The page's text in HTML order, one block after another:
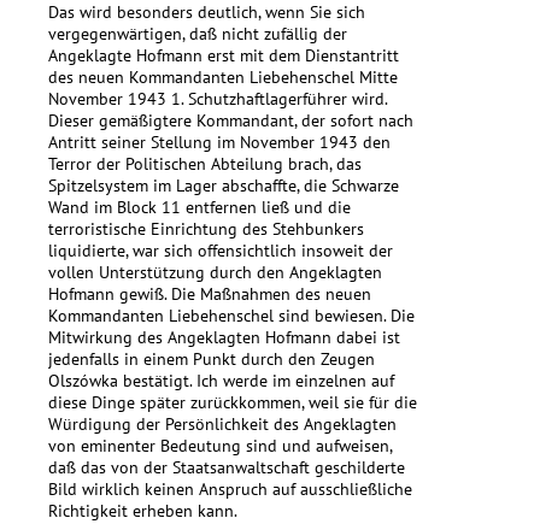
Das wird besonders deutlich, wenn Sie sich
vergegenwärtigen, daß nicht zufällig der
Angeklagte Hofmann erst mit dem Dienstantritt
des neuen Kommandanten Liebehenschel Mitte
November 1943 1. Schutzhaftlagerführer wird.
Dieser gemäßigtere Kommandant, der sofort nach
Antritt seiner Stellung im November 1943 den
Terror der Politischen Abteilung brach, das
Spitzelsystem im Lager abschaffte, die Schwarze
Wand im Block 11 entfernen ließ und die
terroristische Einrichtung des Stehbunkers
liquidierte, war sich offensichtlich insoweit der
vollen Unterstützung durch den Angeklagten
Hofmann gewiß. Die Maßnahmen des neuen
Kommandanten Liebehenschel sind bewiesen. Die
Mitwirkung des Angeklagten Hofmann dabei ist
jedenfalls in einem Punkt durch den Zeugen
Olszówka bestätigt. Ich werde im einzelnen auf
diese Dinge später zurückkommen, weil sie für die
Würdigung der Persönlichkeit des Angeklagten
von eminenter Bedeutung sind und aufweisen,
daß das von der Staatsanwaltschaft geschilderte
Bild wirklich keinen Anspruch auf ausschließliche
Richtigkeit erheben kann.